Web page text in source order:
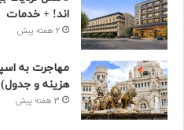
اند! + خدمات
2 هفته پیش
مهاجرت به
هزینه و جدول)
3 هفته پیش